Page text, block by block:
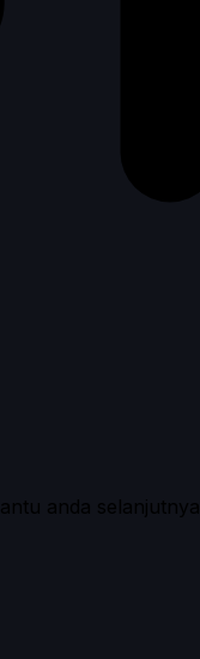
anda selanjutnya